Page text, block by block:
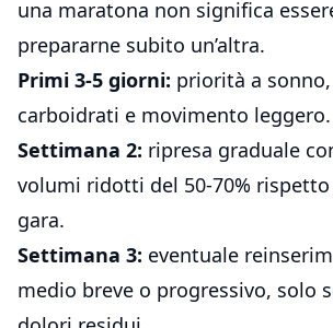
una maratona non significa
prepararne subito un’altra.
Primi 3-5 giorni: priorità a
carboidrati e movimento leggero.
Settimana 2: ripresa graduale
volumi ridotti del 50-70%
gara.
Settimana 3: eventuale
medio breve o progressivo, solo